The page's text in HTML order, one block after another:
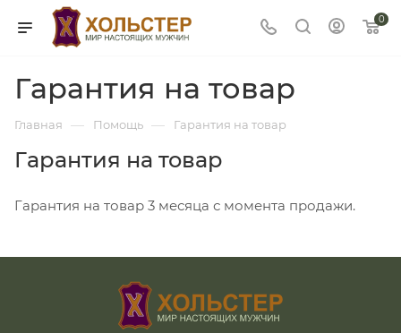
0
Гарантия на товар
Главная — Помощь — Гарантия на товар
Гарантия на товар
Гарантия на товар 3 месяца с момента продажи.